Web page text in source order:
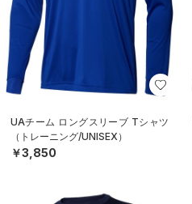
UAチーム ロングスリーブ Tシャツ
（トレーニング/UNISEX）
￥3,850